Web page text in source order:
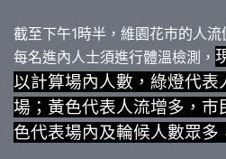
截至下午1時半，維園花市的人流
每名進內人士須進行體溫檢測，
以計算場內人數，綠燈代表
場；黃色代表人流增多，市
色代表場內及輪候人數眾多